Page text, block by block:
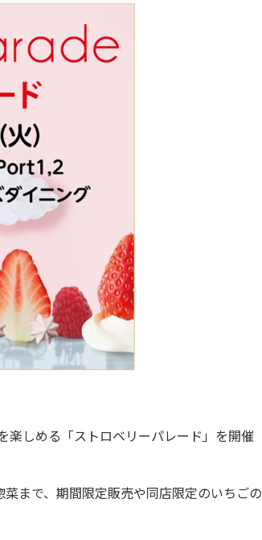
しめる「ストロベリーパレード」を開催
まで、期間限定販売や同店限定のいちごの